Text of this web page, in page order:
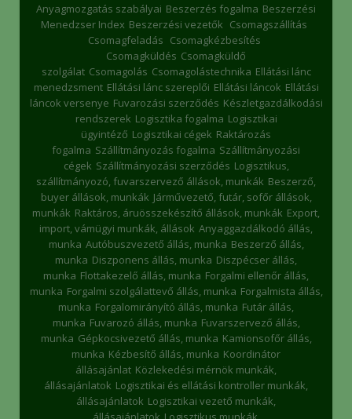
Anyagmozgatás szabályai Beszerzés fogalma Beszerzési
Menedzser Index Beszerzési vezetők Csomagszállítás
Csomagfeladás Csomagkézbesítés
Csomagküldés Csomagküldő
szolgálat Csomagolás Csomagolástechnika Ellátási lánc
menedzsment Ellátási lánc szereplői Ellátási láncok Ellátási
láncok versenye Fuvarozási szerződés Készletgazdálkodási
rendszerek Logisztika fogalma Logisztikai
ügyintéző Logisztikai cégek Raktározás
fogalma Szállítmányozás fogalma Szállítmányozási
cégek Szállítmányozási szerződés Logisztikus,
szállítmányozó, fuvarszervező állások, munkák Beszerző,
buyer állások, munkák Járművezető, futár, sofőr állások,
munkák Raktáros, áruösszekészítő állások, munkák Export,
import, vámügyi munkák, állások Anyaggazdálkodó állás,
munka Autóbuszvezető állás, munka Beszerző állás,
munka Diszponens állás, munka Diszpécser állás,
munka Flottakezelő állás, munka Forgalmi ellenőr állás,
munka Forgalmi szolgálattevő állás, munka Forgalmista állás,
munka Forgalomirányító állás, munka Futár állás,
munka Fuvarozó állás, munka Fuvarszervező állás,
munka Gépkocsivezető állás, munka Kamionsofőr állás,
munka Kézbesítő állás, munka Koordinátor
állásajánlat Közlekedési mérnök munkák,
állásajánlatok Logisztikai és ellátási kontroller munkák,
állásajánlatok Logisztikai vezető munkák,